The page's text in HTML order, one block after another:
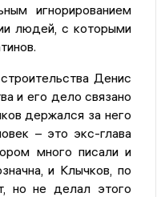
игнорированием
людей, с которыми
Денис
и его дело связано
держался за него
– это экс-глава
много писали и
и Клычков, по
но не делал этого